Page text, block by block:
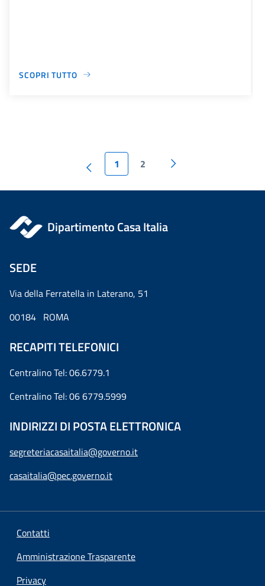
SCOPRI TUTTO
1 2
Dipartimento Casa Italia
SEDE
Via della Ferratella in Laterano, 51
00184 ROMA
RECAPITI TELEFONICI
Centralino Tel: 06.6779.1
Centralino Tel: 06 6779.5999
INDIRIZZI DI POSTA ELETTRONICA
segreteriacasaitalia@governo.it
casaitalia@pec.governo.it
Contatti
Amministrazione Trasparente
Privacy